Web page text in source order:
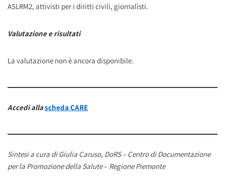
ASLRM2, attivisti per i diritti civili, giornalisti.
Valutazione e risultati
La valutazione non è ancora disponibile.
Accedi allascheda CARE
Sintesi a cura di Giulia Caruso, DoRS – Centro di Documentazione
per la Promozione della Salute– Regione Piemonte